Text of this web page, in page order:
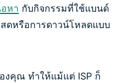
หา กับกิจกรรมที่ใช้แบนด์
ดหรือการดาวน์โหลดแบบ
งคุณ ทำให้แม้แต่ ISP ก็